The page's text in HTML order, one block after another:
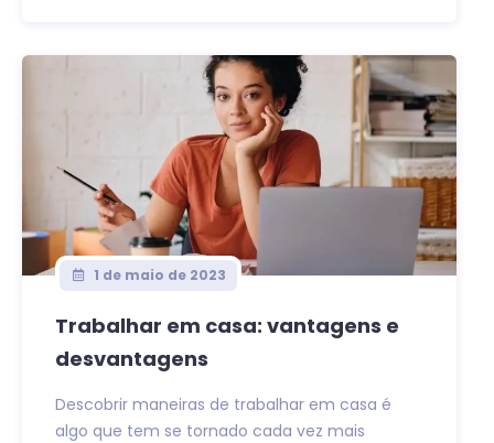
1 de maio de 2023
Trabalhar em casa: vantagens e
desvantagens
Descobrir maneiras de trabalhar em casa é
algo que tem se tornado cada vez mais